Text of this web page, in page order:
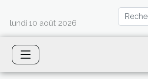
lundi 10 août 2026